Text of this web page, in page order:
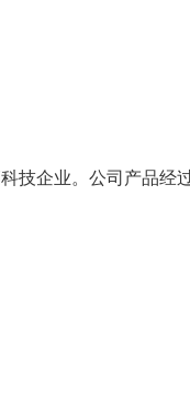
技企业。公司产品经